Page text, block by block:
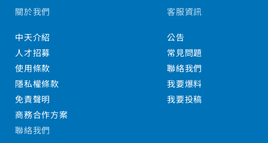
關於我們
中天介紹
人才招募
使用條款
隱私權條款
免責聲明
商務合作方案
客服資訊
公告
常見問題
聯絡我們
我要爆料
我要投稿
聯絡我們